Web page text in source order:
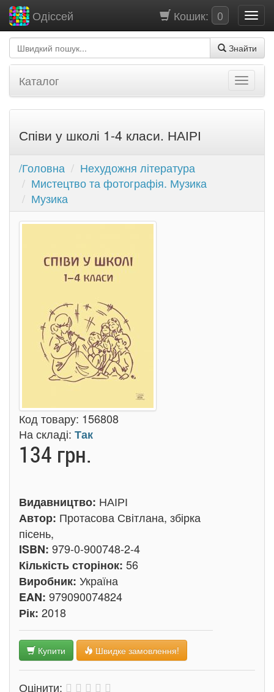
Кошик: 0
Одіссей
Знайти
Каталог
Співи у школі 1-4 класи. НАІРІ
/Головна
Нехудожня література
Мистецтво та фотографія. Музика
Музика
Код товару: 156808
На складі: Так
134 грн.
Видавництво: НАІРІ
Автор: Протасова Світлана, збірка
пісень,
ISBN: 979-0-900748-2-4
Кількість сторінок: 56
Виробник: Україна
EAN: 979090074824
Рік: 2018
Купити Швидке замовлення!
Оцінити: